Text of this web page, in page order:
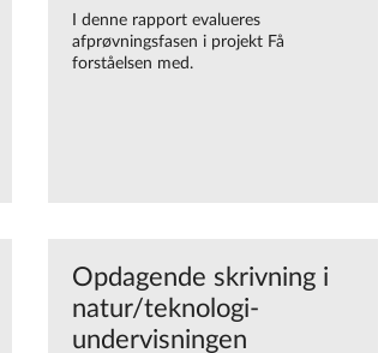
I denne rapport evalueres
afprøvningsfasen i projekt Få
forståelsen med.
Opdagende skrivning i
natur/teknologi-
undervisningen